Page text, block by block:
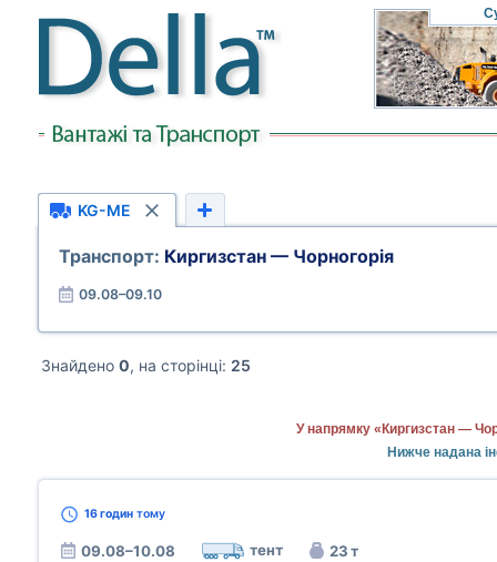
KG-ME
Транспорт: Киргизстан — Чорногорія
09.08–09.10
Знайдено 0, на сторінці: 25
У напрямку «Киргизстан —
Нижче надана
16 годин тому
09.08–10.08 тент 23 т